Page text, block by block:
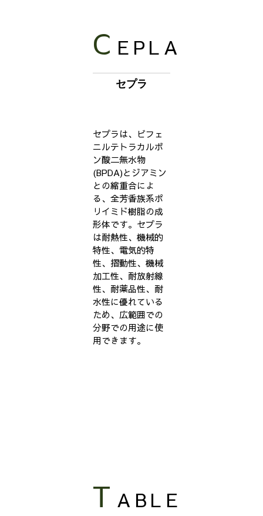
C EPLA
セプラ
セプラは、ビフェ
ニルテトラカルボ
ン酸二無水物
(BPDA)とジアミン
との縮重合によ
る、全芳香族系ポ
リイミド樹脂の成
形体です。セプラ
は耐熱性、機械的
特性、電気的特
性、摺動性、機械
加工性、耐放射線
性、耐薬品性、耐
水性に優れている
ため、広範囲での
分野での用途に使
用できます。
T ABLE